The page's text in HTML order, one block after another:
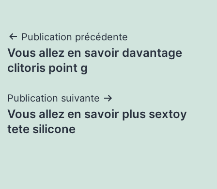
Navigation
de
Publication précédente
Vous allez en savoir davantage
clitoris point g
Publication suivante
Vous allez en savoir plus sextoy
tete silicone